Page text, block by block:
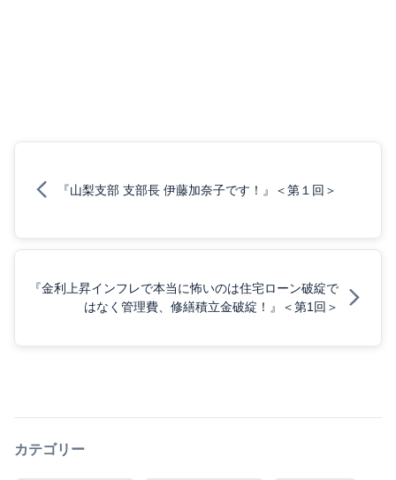
『山梨支部 支部長 伊藤加奈子です！』＜第１回＞
『金利上昇インフレで本当に怖いのは住宅ローン破綻で
はなく管理費、修繕積立金破綻！』＜第1回＞
カテゴリー